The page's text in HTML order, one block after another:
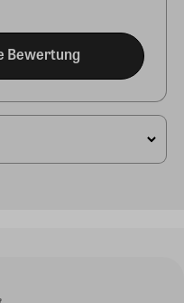
Bewertung